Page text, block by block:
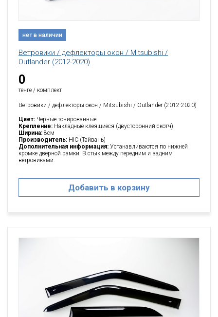
нет в наличии
Ветровики / дефлекторы окон / Mitsubishi /
Outlander (2012-2020)
0
тенге / комплект
Ветровики / дефлекторы окон / Mitsubishi / Outlander (2012-2020)
Цвет: Черные тонированные
Крепление: Накладные клеящиеся (двусторонний скотч)
Ширина: 8см
Производитель: HIC (Тайвань)
Дополнительная информация: Устанавливаются по нижней
кромке дверной рамки. В стык между передним и задним
ветровиками.
Добавить в корзину